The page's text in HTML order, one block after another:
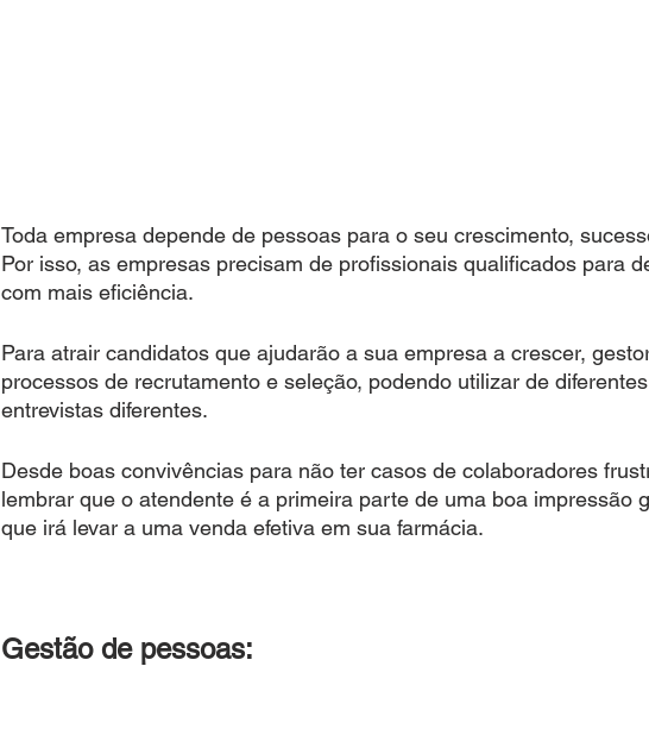
Toda empresa depende de pessoas para o seu crescimento,
Por isso, as empresas precisam de profissionais qualificados para
com mais eficiência.
Para atrair candidatos que ajudarão a sua empresa a crescer,
processos de recrutamento e seleção, podendo utilizar de
entrevistas diferentes.
Desde boas convivências para não ter casos de colaboradores
lembrar que o atendente é a primeira parte de uma boa impressão
que irá levar a uma venda efetiva em sua farmácia.
Gestão de pessoas: